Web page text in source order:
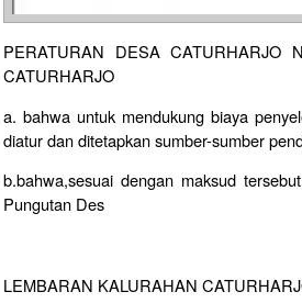
PERATURAN DESA CATURHARJO
CATURHARJO
a. bahwa untuk mendukung biaya
diatur dan ditetapkan sumber-sumber
b.bahwa,sesuai dengan maksud
Pungutan Des
LEMBARAN KALURAHAN